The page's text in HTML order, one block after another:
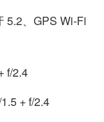
5.2、GPS Wi-Fi
f/2.4
+ f/2.4